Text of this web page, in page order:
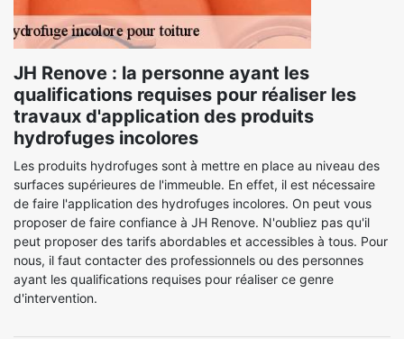
JH Renove : la personne ayant les
qualifications requises pour réaliser les
travaux d'application des produits
hydrofuges incolores
Les produits hydrofuges sont à mettre en place au niveau des
surfaces supérieures de l'immeuble. En effet, il est nécessaire
de faire l'application des hydrofuges incolores. On peut vous
proposer de faire confiance à JH Renove. N'oubliez pas qu'il
peut proposer des tarifs abordables et accessibles à tous. Pour
nous, il faut contacter des professionnels ou des personnes
ayant les qualifications requises pour réaliser ce genre
d'intervention.